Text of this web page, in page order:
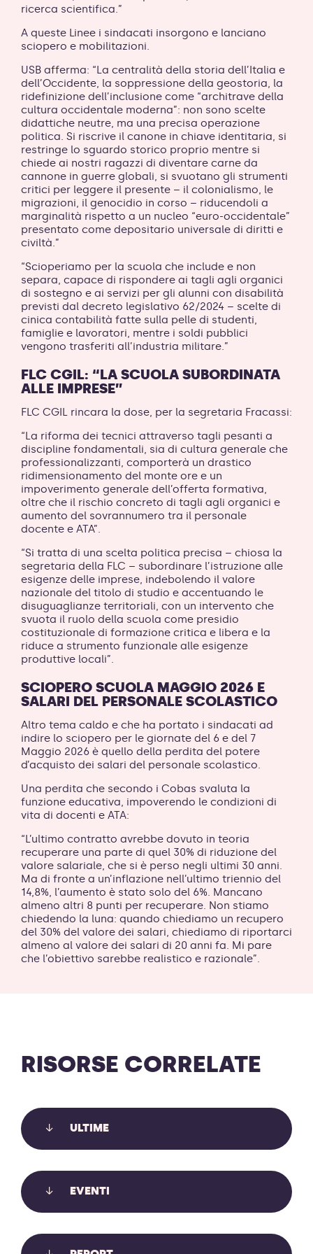
ricerca scientifica.”
A queste Linee i sindacati insorgono e lanciano
sciopero e mobilitazioni.
USB afferma: “La centralità della storia dell’Italia e
dell’Occidente, la soppressione della geostoria, la
ridefinizione dell’inclusione come “architrave della
cultura occidentale moderna”: non sono scelte
didattiche neutre, ma una precisa operazione
politica. Si riscrive il canone in chiave identitaria, si
restringe lo sguardo storico proprio mentre si
chiede ai nostri ragazzi di diventare carne da
cannone in guerre globali, si svuotano gli strumenti
critici per leggere il presente – il colonialismo, le
migrazioni, il genocidio in corso – riducendoli a
marginalità rispetto a un nucleo “euro-occidentale”
presentato come depositario universale di diritti e
civiltà.”
“Scioperiamo per la scuola che include e non
separa, capace di rispondere ai tagli agli organici
di sostegno e ai servizi per gli alunni con disabilità
previsti dal decreto legislativo 62/2024 – scelte di
cinica contabilità fatte sulla pelle di studenti,
famiglie e lavoratori, mentre i soldi pubblici
vengono trasferiti all’industria militare.”
FLC CGIL: “LA SCUOLA SUBORDINATA
ALLE IMPRESE”
FLC CGIL rincara la dose, per la segretaria Fracassi:
“La riforma dei tecnici attraverso tagli pesanti a
discipline fondamentali, sia di cultura generale che
professionalizzanti, comporterà un drastico
ridimensionamento del monte ore e un
impoverimento generale dell’offerta formativa,
oltre che il rischio concreto di tagli agli organici e
aumento del sovrannumero tra il personale
docente e ATA”.
“Si tratta di una scelta politica precisa – chiosa la
segretaria della FLC – subordinare l’istruzione alle
esigenze delle imprese, indebolendo il valore
nazionale del titolo di studio e accentuando le
disuguaglianze territoriali, con un intervento che
svuota il ruolo della scuola come presidio
costituzionale di formazione critica e libera e la
riduce a strumento funzionale alle esigenze
produttive locali”.
SCIOPERO SCUOLA MAGGIO 2026 E
SALARI DEL PERSONALE SCOLASTICO
Altro tema caldo e che ha portato i sindacati ad
indire lo sciopero per le giornate del 6 e del 7
Maggio 2026 è quello della perdita del potere
d’acquisto dei salari del personale scolastico.
Una perdita che secondo i Cobas svaluta la
funzione educativa, impoverendo le condizioni di
vita di docenti e ATA:
“L’ultimo contratto avrebbe dovuto in teoria
recuperare una parte di quel 30% di riduzione del
valore salariale, che si è perso negli ultimi 30 anni.
Ma di fronte a un’inflazione nell’ultimo triennio del
14,8%, l’aumento è stato solo del 6%. Mancano
almeno altri 8 punti per recuperare. Non stiamo
chiedendo la luna: quando chiediamo un recupero
del 30% del valore dei salari, chiediamo di riportarci
almeno al valore dei salari di 20 anni fa. Mi pare
che l’obiettivo sarebbe realistico e razionale”.
RISORSE CORRELATE
ULTIME
EVENTI